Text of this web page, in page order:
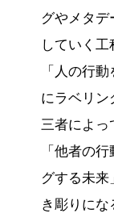
グやメタ
していく
「人の行
にラベリン
三者によっ
「他者の
グする未
き彫りに